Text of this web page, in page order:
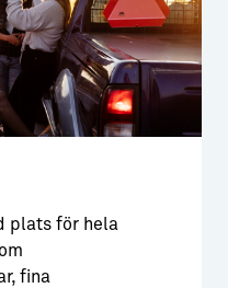
plats för hela
fina